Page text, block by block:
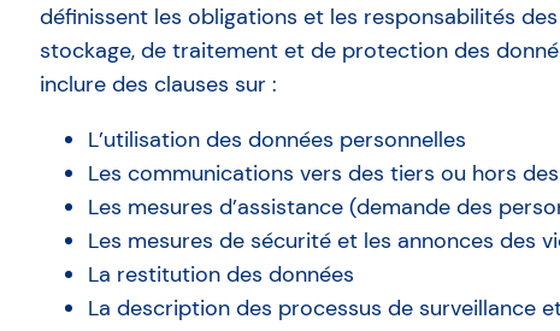
définissent les obligations et les responsabilités
stockage, de traitement et de protection des
inclure des clauses sur :
L’utilisation des données personnelles
Les communications vers des tiers ou hors
Les mesures d’assistance (demande des
Les mesures de sécurité et les annonces des
La restitution des données
La description des processus de surveillance